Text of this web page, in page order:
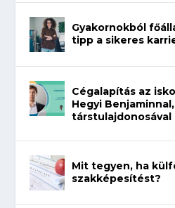
Gyakornokból
tipp a sikeres
Cégalapítás az
Hegyi
társtulajdonosával
Mit tegyen, ha
szakképesítést?